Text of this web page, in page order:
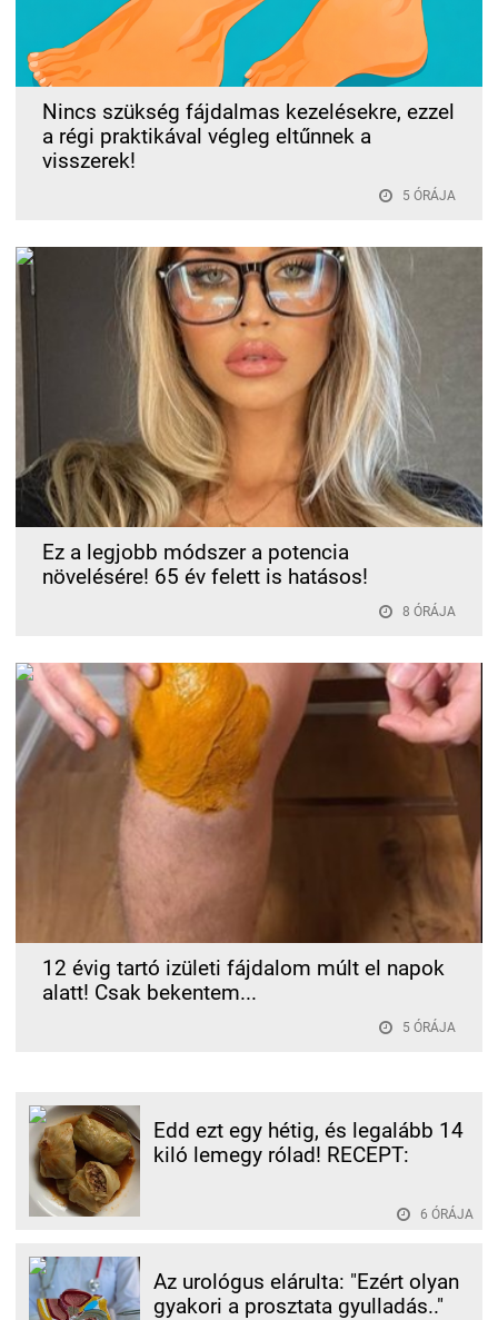
Nincs szükség fájdalmas kezelésekre, ezzel
a régi praktikával végleg eltűnnek a
visszerek!
5 ÓRÁJA
Ez a legjobb módszer a potencia
növelésére! 65 év felett is hatásos!
8 ÓRÁJA
12 évig tartó izületi fájdalom múlt el napok
alatt! Csak bekentem...
5 ÓRÁJA
Edd ezt egy hétig, és legalább 14
kiló lemegy rólad! RECEPT:
6 ÓRÁJA
Az urológus elárulta: "Ezért olyan
gyakori a prosztata gyulladás.."